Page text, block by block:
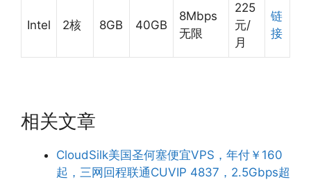
Intel 2核 8GB 40GB
8Mbps
无限
225
元/
月
链
接
相关文章
CloudSilk美国圣何塞便宜VPS，年付￥160
起，三网回程联通CUVIP 4837，2.5Gbps超